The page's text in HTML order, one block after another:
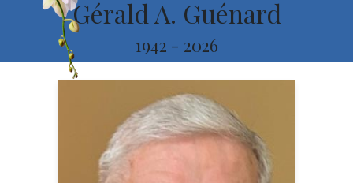
Gérald A. Guénard
1942 - 2026